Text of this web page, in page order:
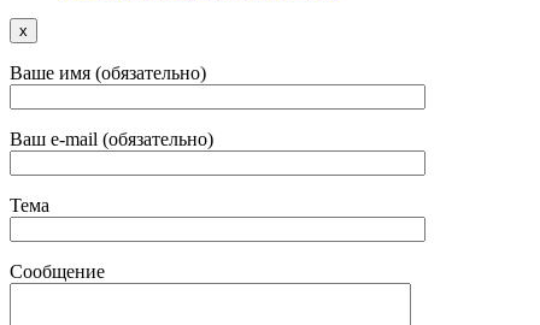
x
Ваше имя (обязательно)
Ваш e-mail (обязательно)
Тема
Сообщение